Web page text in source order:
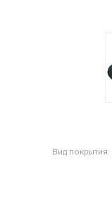
Вид покрытия: